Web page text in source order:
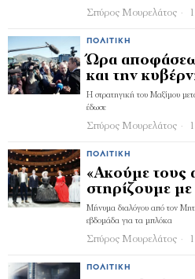
Σπύρος Μουρελάτος
ΠΟΛΙΤΙΚΉ
Ώρα
και την
Η στρατηγική του Μαξίμου
έδωσε
Σπύρος Μουρελάτος
ΠΟΛΙΤΙΚΉ
«Ακούμε τους
στηρίζουμε με
Μήνυμα διαλόγου από τον
εβδομάδα για τα μπλόκα
Σπύρος Μουρελάτος
ΠΟΛΙΤΙΚΉ